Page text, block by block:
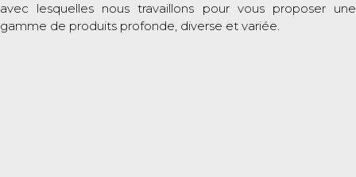
avec lesquelles nous travaillons pour vous proposer une
gamme de produits profonde, diverse et variée.